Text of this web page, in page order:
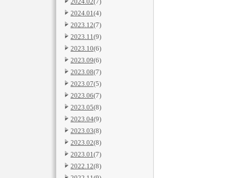
2024.01(4)
2023.12(7)
2023.11(9)
2023.10(6)
2023.09(6)
2023.08(7)
2023.07(5)
2023.06(7)
2023.05(8)
2023.04(9)
2023.03(8)
2023.02(8)
2023.01(7)
2022.12(8)